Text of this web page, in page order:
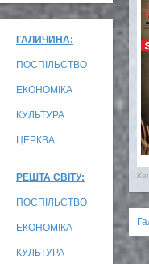
ГАЛИЧИНА:
ПОСПІЛЬСТВО
ЕКОНОМІКА
КУЛЬТУРА
ЦЕРКВА
РЕШТА СВІТУ:
ПОСПІЛЬСТВО
ЕКОНОМІКА
КУЛЬТУРА